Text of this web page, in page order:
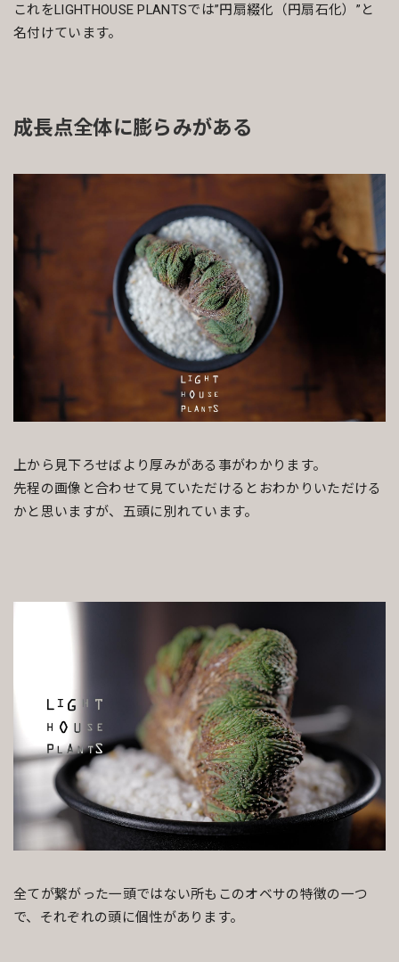
これをLIGHTHOUSE PLANTSでは”円扇綴化（円扇石化）”と
名付けています。
成長点全体に膨らみがある
上から見下ろせばより厚みがある事がわかります。
先程の画像と合わせて見ていただけるとおわかりいただける
かと思いますが、五頭に別れています。
全てが繋がった一頭ではない所もこのオベサの特徴の一つ
で、それぞれの頭に個性があります。